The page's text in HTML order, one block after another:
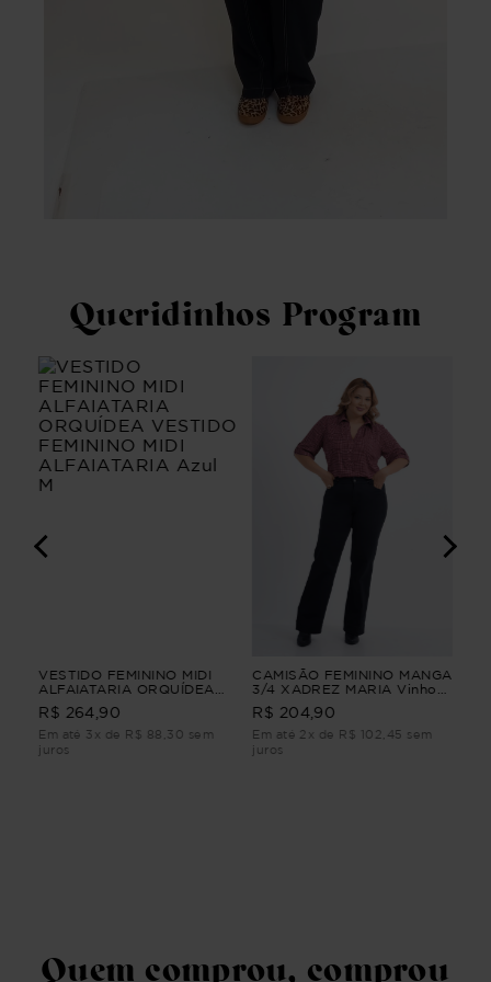
Queridinhos Program
VESTIDO FEMININO MIDI
ALFAIATARIA ORQUÍDEA
VESTIDO FEMININO MIDI
ALFAIATARIA Azul M
R$ 264,90
Em até 3x de R$ 88,30 sem
juros
CAMISÃO FEMININO MANGA
3/4 XADREZ MARIA Vinho
PP
R$ 204,90
Em até 2x de R$ 102,45 sem
juros
Quem comprou, comprou